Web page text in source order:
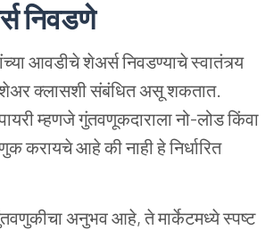
निवडणे
आवडीचे शेअर्स निवडण्याचे स्वातंत्र्य
क्लासशी संबंधित असू शकतात.
म्हणजे गुंतवणूकदाराला नो-लोड किंवा
करायचे आहे की नाही हे निर्धारित
अनुभव आहे, ते मार्केटमध्ये स्पष्ट